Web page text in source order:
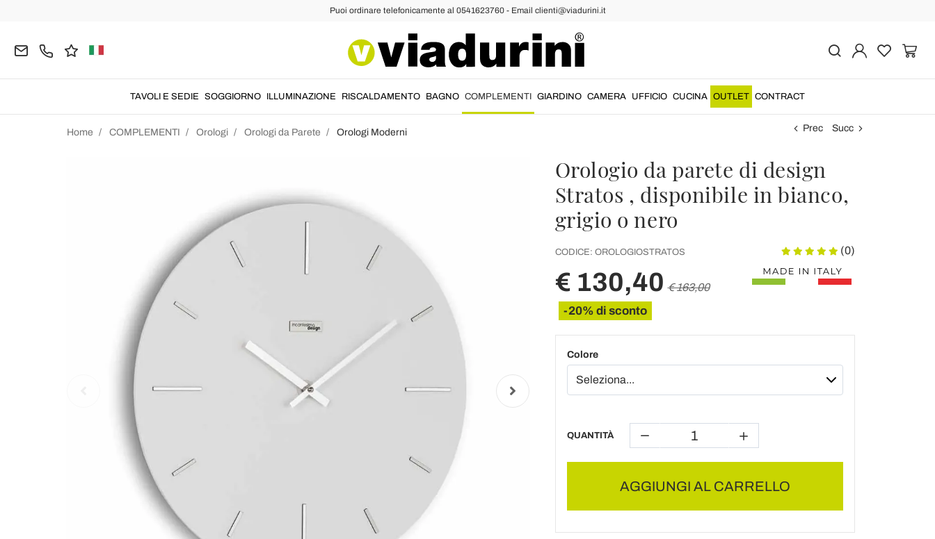
Puoi ordinare telefonicamente al 0541623760 - Email clienti@viadurini.it
TAVOLI E SEDIE SOGGIORNO ILLUMINAZIONE RISCALDAMENTO BAGNO COMPLEMENTI GIARDINO CAMERA UFFICIO CUCINA OUTLET CONTRACT
Home COMPLEMENTI Orologi Orologi da Parete Orologi Moderni Prec Succ
Orologio da parete di design
Stratos , disponibile in bianco,
grigio o nero
(0)
CODICE: OROLOGIOSTRATOS
€ 130,40 € 163,00
-20% di sconto
Colore
QUANTITÀ
AGGIUNGI AL CARRELLO